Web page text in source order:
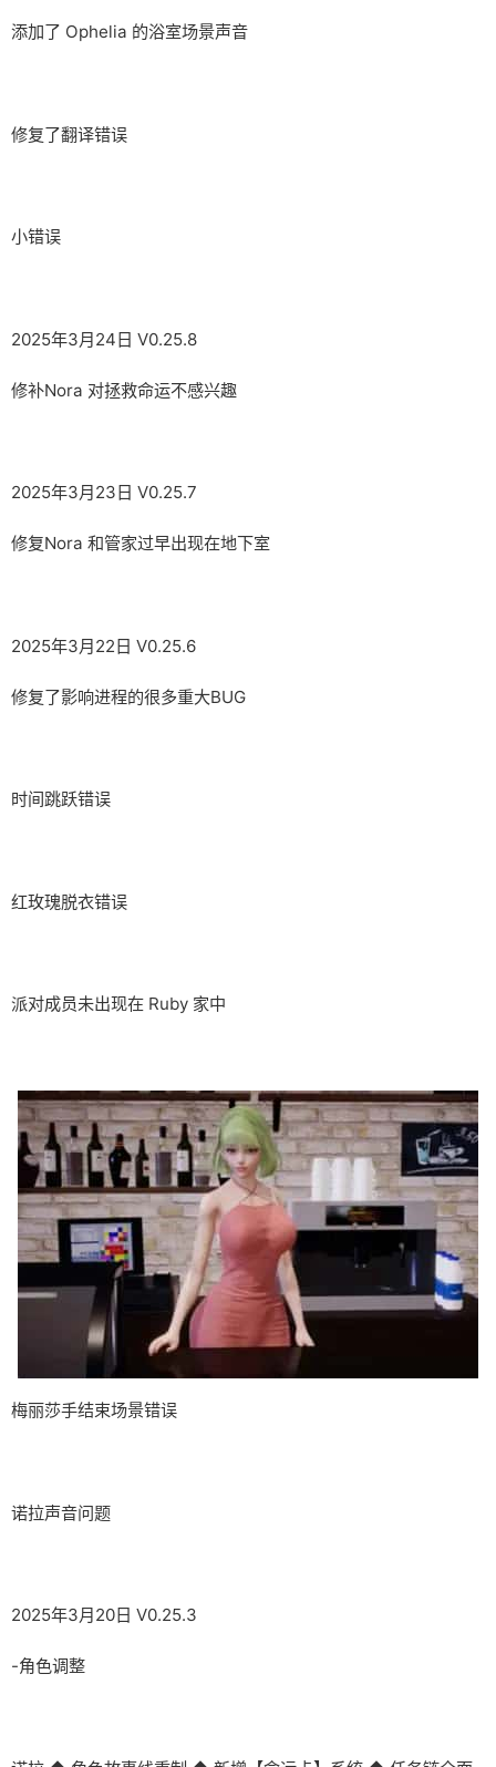
添加了 Ophelia 的浴室场景声音
修复了翻译错误
小错误
2025年3月24日 V0.25.8
修补Nora 对拯救命运不感兴趣
2025年3月23日 V0.25.7
修复Nora 和管家过早出现在地下室
2025年3月22日 V0.25.6
修复了影响进程的很多重大BUG
时间跳跃错误
红玫瑰脱衣错误
派对成员未出现在 Ruby 家中
梅丽莎手结束场景错误
诺拉声音问题
2025年3月20日 V0.25.3
-角色调整